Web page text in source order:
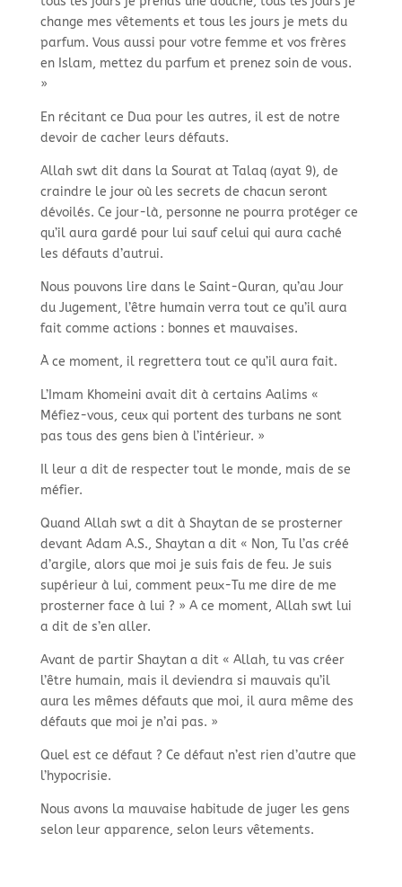
change mes vêtements et tous les jours je mets du
parfum. Vous aussi pour votre femme et vos frères
en Islam, mettez du parfum et prenez soin de vous.
»
En récitant ce Dua pour les autres, il est de notre
devoir de cacher leurs défauts.
Allah swt dit dans la Sourat at Talaq (ayat 9), de
craindre le jour où les secrets de chacun seront
dévoilés. Ce jour-là, personne ne pourra protéger ce
qu’il aura gardé pour lui sauf celui qui aura caché
les défauts d’autrui.
Nous pouvons lire dans le Saint-Quran, qu’au Jour
du Jugement, l’être humain verra tout ce qu’il aura
fait comme actions : bonnes et mauvaises.
À ce moment, il regrettera tout ce qu’il aura fait.
L’Imam Khomeini avait dit à certains Aalims «
Méfiez-vous, ceux qui portent des turbans ne sont
pas tous des gens bien à l’intérieur. »
Il leur a dit de respecter tout le monde, mais de se
méfier.
Quand Allah swt a dit à Shaytan de se prosterner
devant Adam A.S., Shaytan a dit « Non, Tu l’as créé
d’argile, alors que moi je suis fais de feu. Je suis
supérieur à lui, comment peux-Tu me dire de me
prosterner face à lui ? » A ce moment, Allah swt lui
a dit de s’en aller.
Avant de partir Shaytan a dit « Allah, tu vas créer
l’être humain, mais il deviendra si mauvais qu’il
aura les mêmes défauts que moi, il aura même des
défauts que moi je n’ai pas. »
Quel est ce défaut ? Ce défaut n’est rien d’autre que
l’hypocrisie.
Nous avons la mauvaise habitude de juger les gens
selon leur apparence, selon leurs vêtements.